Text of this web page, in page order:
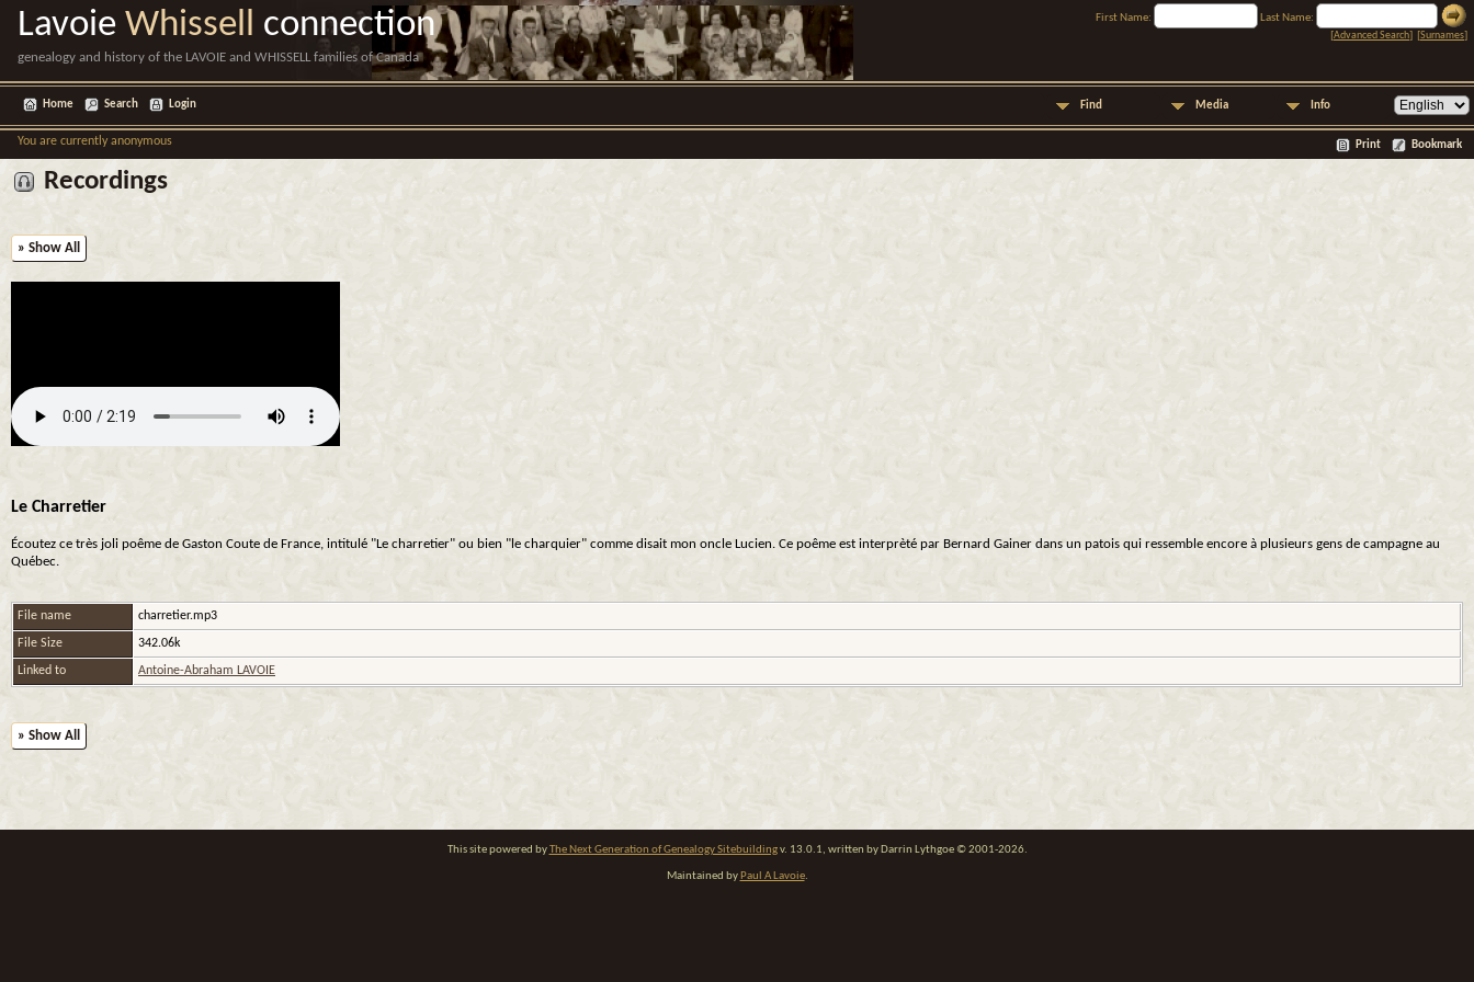
Lavoie Whissell connection
genealogy and history of the LAVOIE and WHISSELL families of Canada
First Name:
Last Name:
[Advanced Search] [Surnames]
Home Search Login Find Media Info
Print Bookmark
You are currently anonymous
Recordings
» Show All
Le Charretier
Écoutez ce très joli poême de Gaston Coute de France, intitulé "Le charretier" ou bien "le charquier" comme disait mon oncle Lucien. Ce poême est interprèté par Bernard Gainer dans un patois qui ressemble encore à plusieurs gens de campagne au
Québec.
File name charretier.mp3
File Size 342.06k
Linked to Antoine-Abraham LAVOIE
» Show All
This site powered byThe Next Generation of Genealogy Sitebuildingv. 13.0.1, written by Darrin Lythgoe © 2001-2026.
Maintained by Paul A Lavoie.